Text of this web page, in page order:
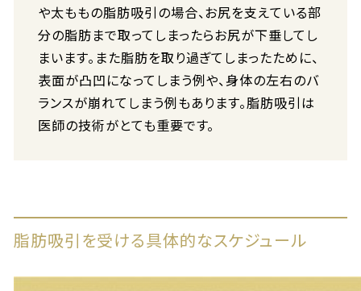
や太ももの脂肪吸引の場合、お尻を支えている部
分の脂肪まで取ってしまったらお尻が下垂してし
まいます。また脂肪を取り過ぎてしまったために、
表面が凸凹になってしまう例や、身体の左右のバ
ランスが崩れてしまう例もあります。脂肪吸引は
医師の技術がとても重要です。
脂肪吸引を受ける具体的なスケジュール